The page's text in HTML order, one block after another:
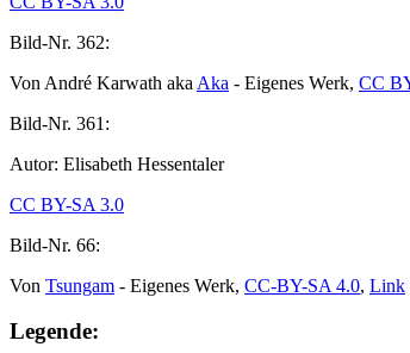
Bild-Nr. 362:
Von André Karwath aka Aka - Eigenes Werk, CC
Bild-Nr. 361:
Autor: Elisabeth Hessentaler
CC BY-SA 3.0
Bild-Nr. 66:
Von Tsungam - Eigenes Werk, CC-BY-SA 4.0, Link
Legende: